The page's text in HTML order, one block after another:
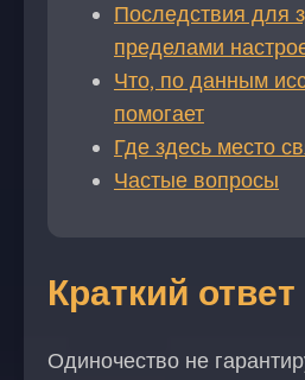
Последствия для
пределами
Что, по данным
помогает
Где здесь место
Частые вопросы
Краткий ответ
Одиночество не